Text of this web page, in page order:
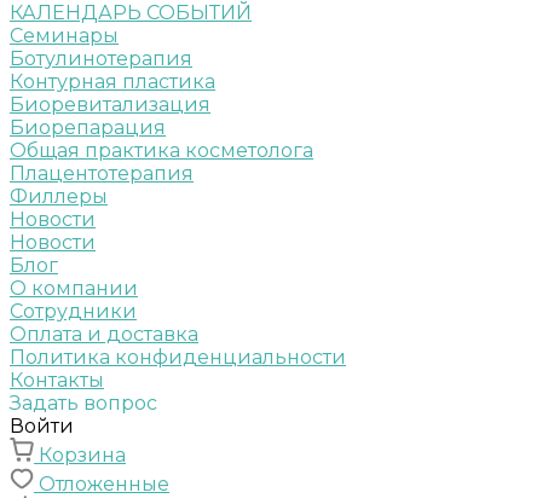
КАЛЕНДАРЬ СОБЫТИЙ
Семинары
Ботулинотерапия
Контурная пластика
Биоревитализация
Биорепарация
Общая практика косметолога
Плацентотерапия
Филлеры
Новости
Новости
Блог
О компании
Сотрудники
Оплата и доставка
Политика конфиденциальности
Контакты
Задать вопрос
Войти
Корзина
Отложенные